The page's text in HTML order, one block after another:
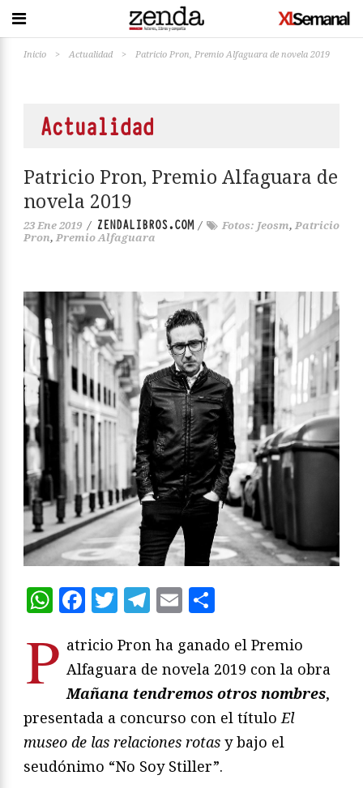
Inicio > Actualidad > Patricio Pron, Premio Alfaguara de novela 2019
Actualidad
Patricio Pron, Premio Alfaguara de
novela 2019
23 Ene 2019 / ZENDALIBROS.COM/ Fotos: Jeosm, Patricio
Pron, Premio Alfaguara
WhatsApp
Facebook
Twitter
Telegram
Email
P atricio Pron ha ganado el Premio
Alfaguara de novela 2019 con la obra
Mañana tendremos otros nombres,
presentada a concurso con el títuloEl
museo de las relaciones rotas y bajo el
seudónimo “No Soy Stiller”.